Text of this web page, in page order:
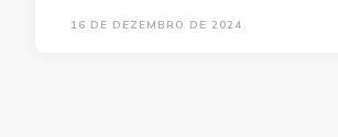
16 DE DEZEMBRO DE 2024